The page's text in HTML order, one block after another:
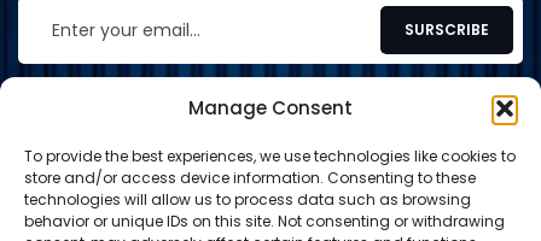
Manage Consent
To provide the best experiences, we use technologies like cookies to
store and/or access device information. Consenting to these
technologies will allow us to process data such as browsing
behavior or unique IDs on this site. Not consenting or withdrawing
CONTACT
contact@shop-tcg.fr